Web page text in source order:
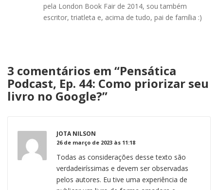
pela London Book Fair de 2014, sou também
escritor, triatleta e, acima de tudo, pai de família :)
3 comentários em “Pensática
Podcast, Ep. 44: Como priorizar seu
livro no Google?”
JOTA NILSON
26 de março de 2023 às 11:18
Todas as considerações desse texto são
verdadeiríssimas e devem ser observadas
pelos autores. Eu tive uma experiência de